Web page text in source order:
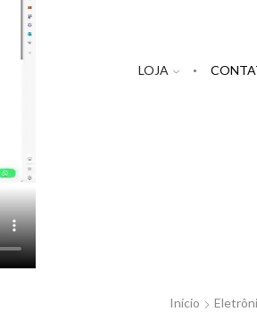
LOJA
Início